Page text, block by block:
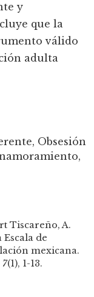
Obsesión
Tiscareño, A.
de
mexicana.
7(1), 1-13.
y
que la
válido
adulta